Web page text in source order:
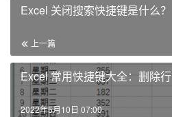
Excel 关闭搜索快捷键是什么？
上一篇
Excel 常用快捷键大全：删除行
2022年5月10日 07:00